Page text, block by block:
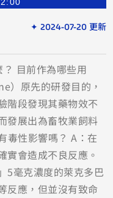
✦ 2024-07-20 更新
目前作為哪些用
）原先的研發目的，
階段發現其藥物效不
發展出為畜牧業飼料
毒性影響嗎？ A：在
實會造成不良反應。
5毫克濃度的萊克多巴
反應，但並沒有致命